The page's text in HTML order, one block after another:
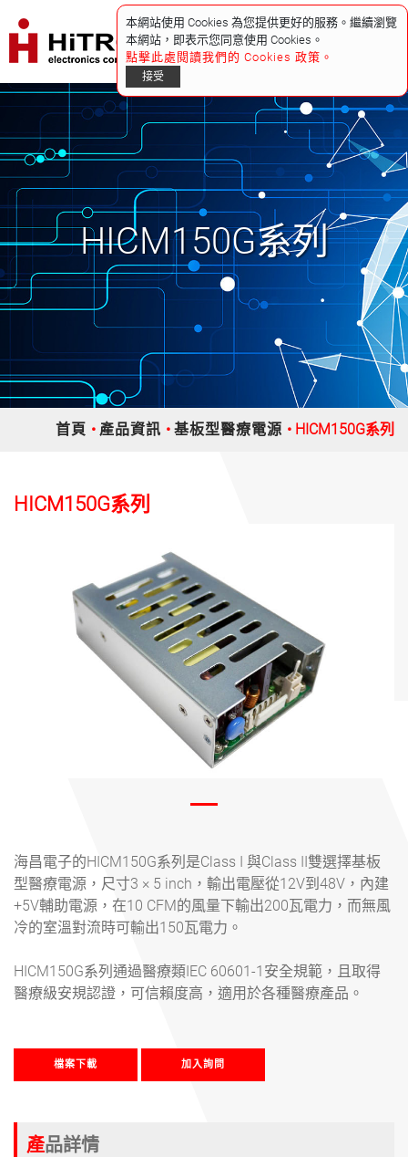
HICM150G系列
首頁 產品資訊 基板型醫療電源 HICM150G系列
HICM150G系列
海昌電子的HICM150G系列是Class I 與Class II雙選擇基板
型醫療電源，尺寸3 × 5 inch，輸出電壓從12V到48V，內建
+5V輔助電源，在10 CFM的風量下輸出200瓦電力，而無風
冷的室溫對流時可輸出150瓦電力。
HICM150G系列通過醫療類IEC 60601-1安全規範，且取得
醫療級安規認證，可信賴度高，適用於各種醫療產品。
檔案下載 加入詢問
產品詳情
本網站使用 Cookies 為您提供更好的服務。繼續瀏覽
本網站，即表示您同意使用 Cookies。
點擊此處閱讀我們的 Cookies 政策。
接受